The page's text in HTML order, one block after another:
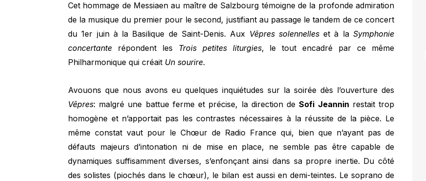
Cet hommage de Messiaen au maître de Salzbourg témoigne de la profonde admiration
de la musique du premier pour le second, justifiant au passage le tandem de ce concert
du 1er juin à la Basilique de Saint-Denis. Aux Vêpres solennelleset à la Symphonie
concertante répondent les Trois petites liturgies, le tout encadré par ce même
Philharmonique qui créait Un sourire.
Avouons que nous avons eu quelques inquiétudes sur la soirée dès l’ouverture des
Vêpres: malgré une battue ferme et précise, la direction deSofi Jeannin restait trop
homogène et n’apportait pas les contrastes nécessaires à la réussite de la pièce. Le
même constat vaut pour le Chœur de Radio France qui, bien que n’ayant pas de
défauts majeurs d’intonation ni de mise en place, ne semble pas être capable de
dynamiques suffisamment diverses, s’enfonçant ainsi dans sa propre inertie. Du côté
des solistes (piochés dans le chœur), le bilan est aussi en demi-teintes. Le soprano de